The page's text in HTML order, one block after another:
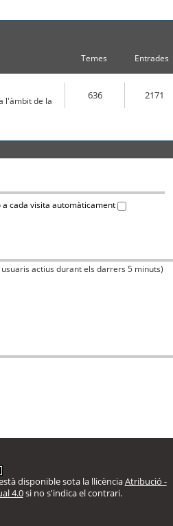
Temes Entrades
l'àmbit de la
636 2171
a cada visita automàticament
actius durant els darrers 5 minuts)
disponible sota la llicènciaAtribució -
4.0si no s'indica el contrari.